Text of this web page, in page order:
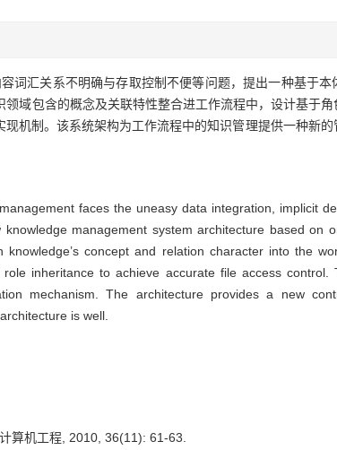
词汇关系不明确与存取控制不便等问题，提出一种基于本
域包含的概念及关联特性整合进工作流程中，设计基于
机制。该系统架构为工作流程中的知识管理提供一种新
faces the uneasy data integration, implicit
management system architecture based on
concept and relation character into the
inheritance to achieve accurate file access
mechanism. The architecture provides a new
is well.
算机工程, 2010, 36(11): 61-63.